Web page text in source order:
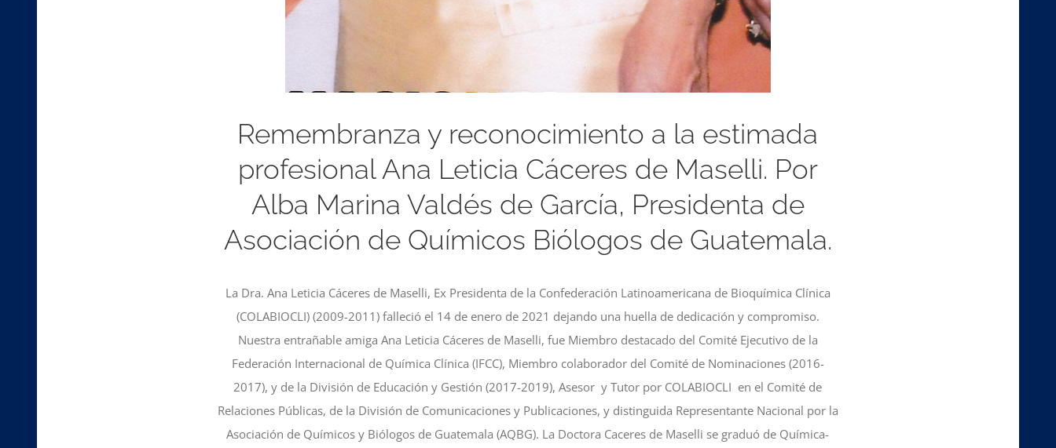
Remembranza y reconocimiento a la estimada
profesional Ana Leticia Cáceres de Maselli. Por
Alba Marina Valdés de García, Presidenta de
Asociación de Químicos Biólogos de Guatemala.
La Dra. Ana Leticia Cáceres de Maselli, Ex Presidenta de la Confederación Latinoamericana de Bioquímica Clínica
(COLABIOCLI) (2009-2011) falleció el 14 de enero de 2021 dejando una huella de dedicación y compromiso.
Nuestra entrañable amiga Ana Leticia Cáceres de Maselli, fue Miembro destacado del Comité Ejecutivo de la
Federación Internacional de Química Clínica (IFCC), Miembro colaborador del Comité de Nominaciones (2016-
2017), y de la División de Educación y Gestión (2017-2019), Asesor y Tutor por COLABIOCLI en el Comité de
Relaciones Públicas, de la División de Comunicaciones y Publicaciones, y distinguida Representante Nacional por la
Asociación de Químicos y Biólogos de Guatemala (AQBG). La Doctora Caceres de Maselli se graduó de Química-